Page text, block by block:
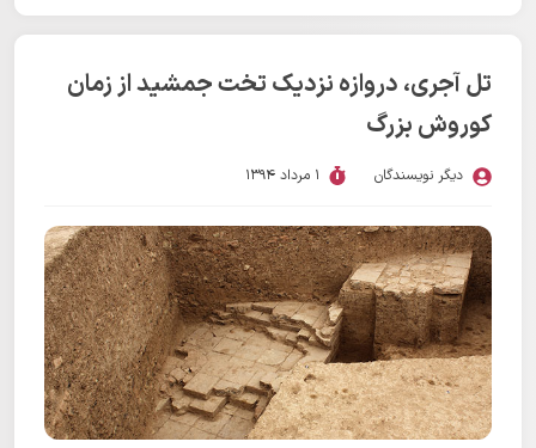
تل آجری، دروازه نزدیک تخت جمشید از زمان
کوروش بزرگ
دیگر نویسندگان 1 مرداد 1394